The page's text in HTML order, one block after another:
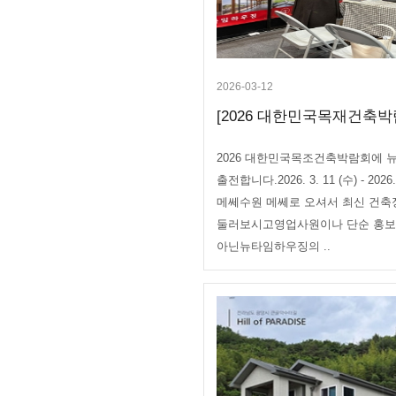
2026-03-12
[2026 대한민국목재건축
2026 대한민국목조건축박람회에
출전합니다.2026. 3. 11 (수) -
메쎄수원 메쎄로 오셔서 최신 건축
둘러보시고영업사원이나 단순 홍
아닌뉴타임하우징의 ..